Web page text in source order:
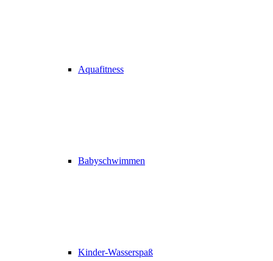
Aquafitness
Babyschwimmen
Kinder-Wasserspaß